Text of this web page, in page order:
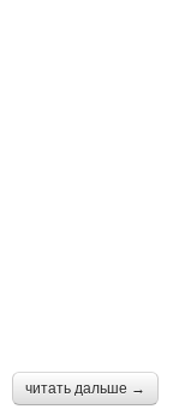
читать дальше →